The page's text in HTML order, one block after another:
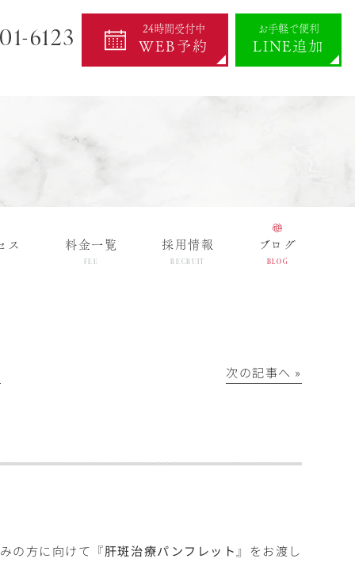
6123 24時間受付中
WEB予約
お手軽で便利
LINE追加
ス 料金一覧
FEE
採用情報
RECRUIT
ブログ
BLOG
次の記事へ »
の方に向けて『肝斑治療パンフレット 』をお渡し